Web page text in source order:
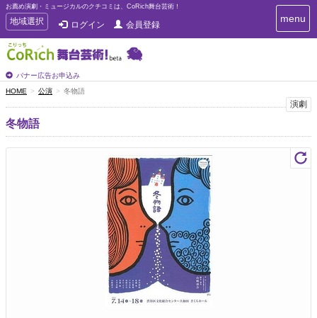
お薦め演劇・ミュージカルのクチコミは、CoRich舞台芸術！
T
o
g
g
e
n
a
v
i
地域選択 ログイン 会員登録
バナー広告お申込み
T
o
i
menu
HOME 公演 冬物語
演劇
冬物語